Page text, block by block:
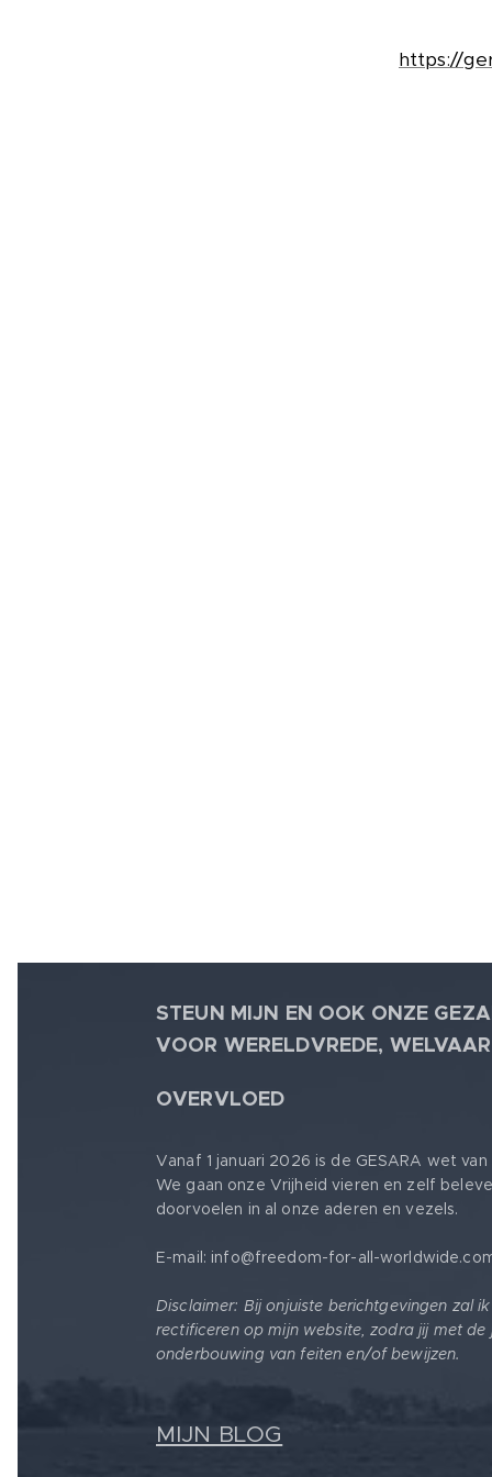
https://
STEUN MIJN EN OOK ONZE
VOOR WERELDVREDE,
OVERVLOED
Vanaf 1 januari 2026 is de GESARA wet
We gaan onze Vrijheid vieren en zelf
doorvoelen in al onze aderen en vezels.
E-mail: info@freedom-for-all-
Disclaimer: Bij onjuiste berichtgevingen zal
rectificeren op mijn website, zodra jij met
onderbouwing van feiten en/of bewijzen.
MIJN BLOG